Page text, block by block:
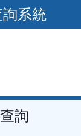
系統
詢